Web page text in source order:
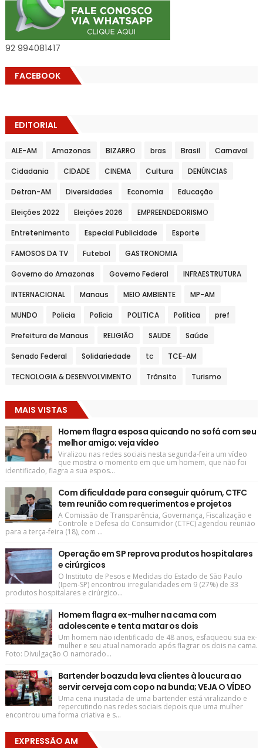
92 994081417
FACEBOOK
EDITORIAL
ALE-AM Amazonas BIZARRO bras Brasil Carnaval
Cidadania CIDADE CINEMA Cultura DENÚNCIAS
Detran-AM Diversidades Economia Educação
Eleições 2022 Eleições 2026 EMPREENDEDORISMO
Entretenimento Especial Publicidade Esporte
FAMOSOS DA TV Futebol GASTRONOMIA
Governo do Amazonas Governo Federal INFRAESTRUTURA
INTERNACIONAL Manaus MEIO AMBIENTE MP-AM
MUNDO Policia Polícia POLITICA Política pref
Prefeitura de Manaus RELIGIÃO SAUDE Saúde
Senado Federal Solidariedade tc TCE-AM
TECNOLOGIA & DESENVOLVIMENTO Trânsito Turismo
MAIS VISTAS
Homem flagra esposa quicando no sofá com seu
melhor amigo; veja vídeo
Viralizou nas redes sociais nesta segunda-feira um vídeo
que mostra o momento em que um homem, que não foi
identificado, flagra a sua espos...
Com dificuldade para conseguir quórum, CTFC
tem reunião com requerimentos e projetos
A Comissão de Transparência, Governança, Fiscalização e
Controle e Defesa do Consumidor (CTFC) agendou reunião
para a terça-feira (18), com ...
Operação em SP reprova produtos hospitalares
e cirúrgicos
O Instituto de Pesos e Medidas do Estado de São Paulo
(Ipem-SP) encontrou irregularidades em 9 (27%) de 33
produtos hospitalares e cirúrgico...
Homem flagra ex-mulher na cama com
adolescente e tenta matar os dois
Um homem não identificado de 48 anos, esfaqueou sua ex-
mulher e seu atual namorado após flagrar os dois na cama.
Foto: Divulgação O namorado...
Bartender boazuda leva clientes à loucura ao
servir cerveja com copo na bunda; VEJA O VÍDEO
Uma cena inusitada de uma bartender está viralizando e
repercutindo nas redes sociais depois que uma mulher
encontrou uma forma criativa e s...
EXPRESSÃO AM